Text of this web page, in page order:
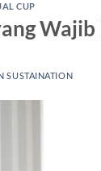
CUP
Wajib
SUSTAINATION